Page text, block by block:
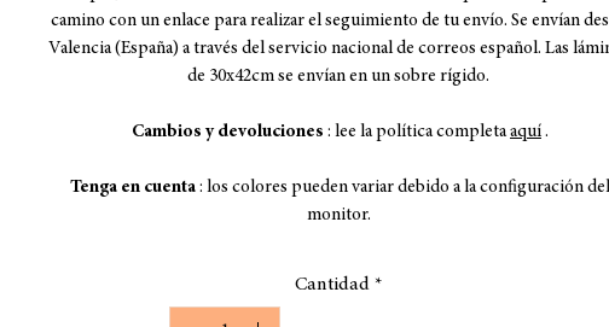
camino con un enlace para realizar el seguimiento de tu envío. Se envían
Valencia (España) a través del servicio nacional de correos español. Las
de 30x42cm se envían en un sobre rígido.
Cambios y devoluciones : lee la política completa aquí .
Tenga en cuenta : los colores pueden variar debido a la configuración del
monitor.
Cantidad *